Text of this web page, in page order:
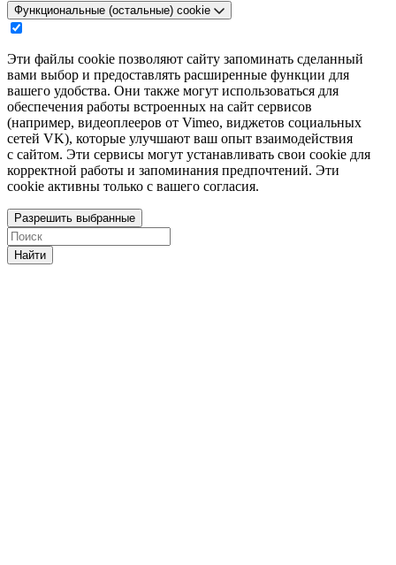
Функциональные (остальные) cookie
Эти файлы cookie позволяют сайту запоминать сделанный
вами выбор и предоставлять расширенные функции для
вашего удобства. Они также могут использоваться для
обеспечения работы встроенных на сайт сервисов
(например, видеоплееров от Vimeo, виджетов социальных
сетей VK), которые улучшают ваш опыт взаимодействия
с сайтом. Эти сервисы могут устанавливать свои cookie для
корректной работы и запоминания предпочтений. Эти
cookie активны только с вашего согласия.
Разрешить выбранные
Найти